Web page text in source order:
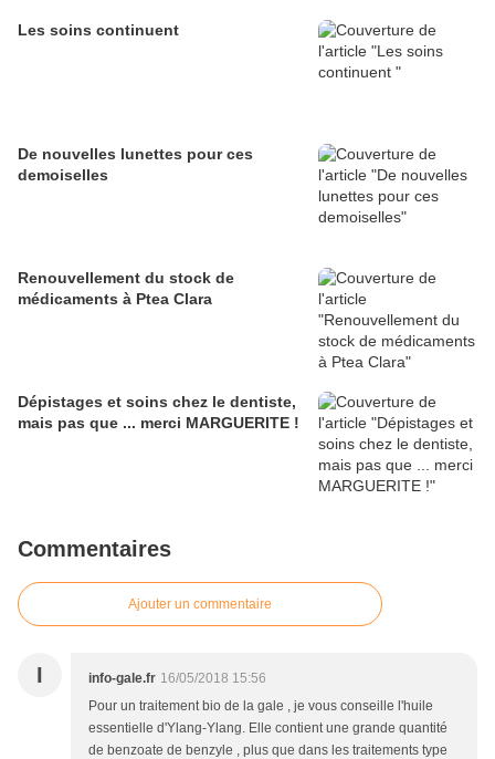
Les soins continuent
De nouvelles lunettes pour ces
demoiselles
Renouvellement du stock de
médicaments à Ptea Clara
Dépistages et soins chez le dentiste,
mais pas que ... merci MARGUERITE !
Commentaires
Ajouter un commentaire
I info-gale.fr 16/05/2018 15:56
Pour un traitement bio de la gale , je vous conseille l'huile
essentielle d'Ylang-Ylang. Elle contient une grande quantité
de benzoate de benzyle , plus que dans les traitements type